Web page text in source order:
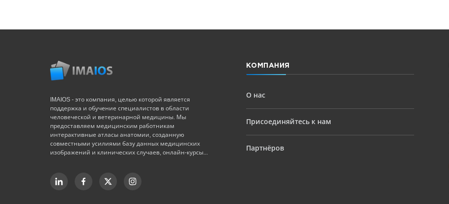
IMAIOS - это компания, целью которой является
поддержка и обучение специалистов в области
человеческой и ветеринарной медицины. Мы
предоставляем медицинским работникам
интерактивные атласы анатомии, созданную
совместными усилиями базу данных медицинских
изображений и клинических случаев, онлайн-курсы...
КОМПАНИЯ
О нас
Присоединяйтесь к нам
Партнёров